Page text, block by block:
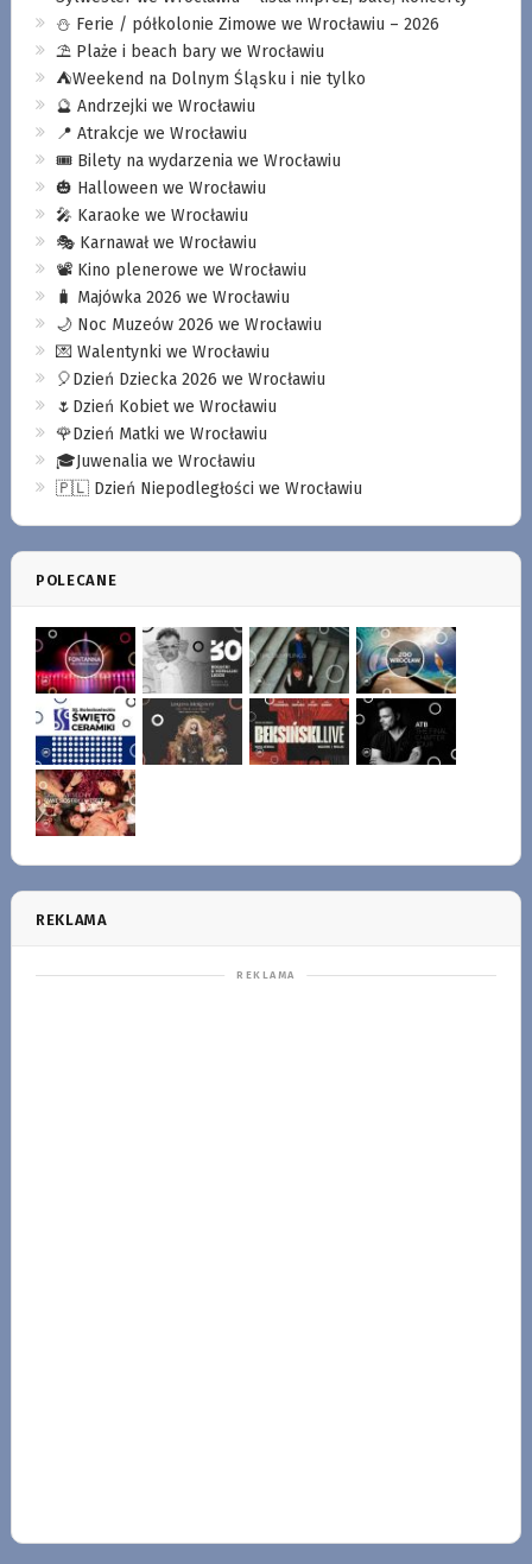
⛄️ Ferie / półkolonie Zimowe we Wrocławiu – 2026
⛱️ Plaże i beach bary we Wrocławiu
⛺️Weekend na Dolnym Śląsku i nie tylko
🔮 Andrzejki we Wrocławiu
📍 Atrakcje we Wrocławiu
🎟️ Bilety na wydarzenia we Wrocławiu
🎃 Halloween we Wrocławiu
🎤 Karaoke we Wrocławiu
🎭 Karnawał we Wrocławiu
📽️ Kino plenerowe we Wrocławiu
🧳 Majówka 2026 we Wrocławiu
🌙 Noc Muzeów 2026 we Wrocławiu
💌 Walentynki we Wrocławiu
🎈Dzień Dziecka 2026 we Wrocławiu
🌷Dzień Kobiet we Wrocławiu
🌹Dzień Matki we Wrocławiu
🎓Juwenalia we Wrocławiu
🇵🇱 Dzień Niepodległości we Wrocławiu
POLECANE
REKLAMA